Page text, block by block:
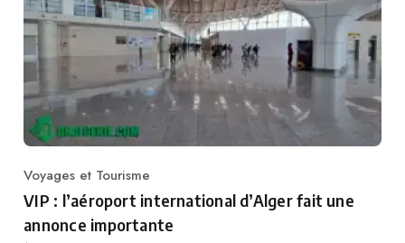
Category
Voyages et Tourisme
VIP : l’aéroport international d’Alger fait une
annonce importante